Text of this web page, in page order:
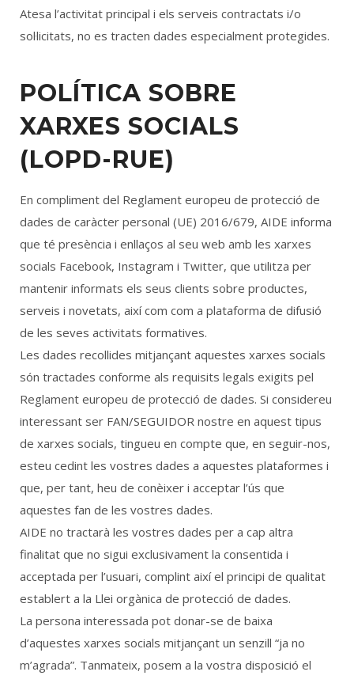
Atesa l’activitat principal i els serveis contractats i/o
sol·licitats, no es tracten dades especialment protegides.
POLÍTICA SOBRE
XARXES SOCIALS
(LOPD-RUE)
En compliment del Reglament europeu de protecció de
dades de caràcter personal (UE) 2016/679, AIDE informa
que té presència i enllaços al seu web amb les xarxes
socials Facebook, Instagram i Twitter, que utilitza per
mantenir informats els seus clients sobre productes,
serveis i novetats, així com com a plataforma de difusió
de les seves activitats formatives.
Les dades recollides mitjançant aquestes xarxes socials
són tractades conforme als requisits legals exigits pel
Reglament europeu de protecció de dades. Si considereu
interessant ser FAN/SEGUIDOR nostre en aquest tipus
de xarxes socials, tingueu en compte que, en seguir-nos,
esteu cedint les vostres dades a aquestes plataformes i
que, per tant, heu de conèixer i acceptar l’ús que
aquestes fan de les vostres dades.
AIDE no tractarà les vostres dades per a cap altra
finalitat que no sigui exclusivament la consentida i
acceptada per l’usuari, complint així el principi de qualitat
establert a la Llei orgànica de protecció de dades.
La persona interessada pot donar-se de baixa
d’aquestes xarxes socials mitjançant un senzill “ja no
m’agrada”. Tanmateix, posem a la vostra disposició el